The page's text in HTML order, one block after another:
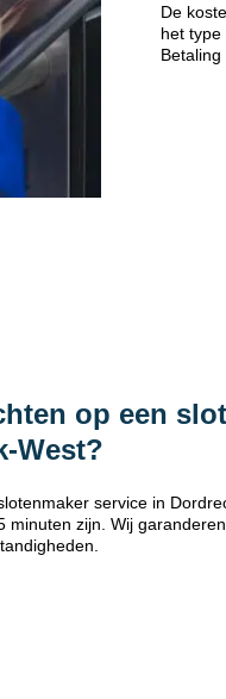
De
het
Betaling
op een
West?
service in
minuten zijn. Wij